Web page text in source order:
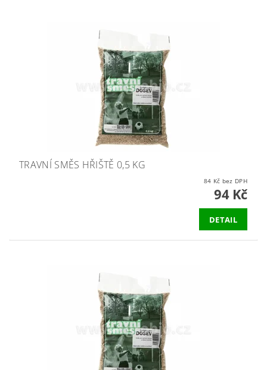
TRAVNÍ SMĚS HŘIŠTĚ 0,5 KG
84 Kč bez DPH
94 Kč
DETAIL